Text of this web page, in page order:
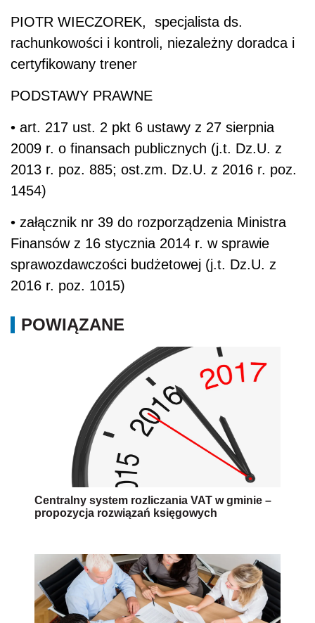
PIOTR WIECZOREK, specjalista ds.
rachunkowości i kontroli, niezależny doradca i
certyfikowany trener
PODSTAWY PRAWNE
• art. 217 ust. 2 pkt 6 ustawy z 27 sierpnia
2009 r. o finansach publicznych (j.t. Dz.U. z
2013 r. poz. 885; ost.zm. Dz.U. z 2016 r. poz.
1454)
• załącznik nr 39 do rozporządzenia Ministra
Finansów z 16 stycznia 2014 r. w sprawie
sprawozdawczości budżetowej (j.t. Dz.U. z
2016 r. poz. 1015)
POWIĄZANE
Centralny system rozliczania VAT w gminie –
propozycja rozwiązań księgowych